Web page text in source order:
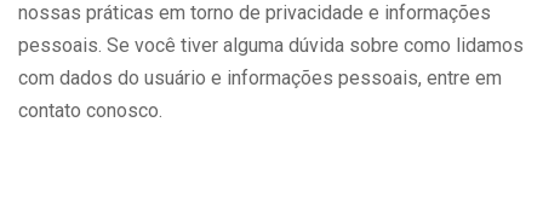
nossas práticas em torno de privacidade e informações
pessoais. Se você tiver alguma dúvida sobre como lidamos
com dados do usuário e informações pessoais, entre em
contato conosco.